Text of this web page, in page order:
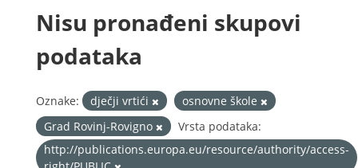
Nisu pronađeni skupovi
podataka
Oznake: dječji vrtići
osnovne škole
Grad Rovinj-Rovigno
Vrsta podataka:
http://publications.europa.eu/resource/authority/access-